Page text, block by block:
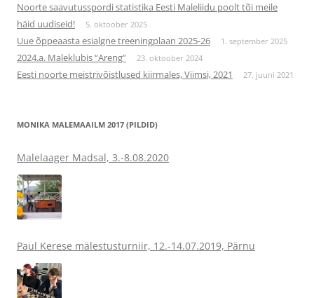
Noorte saavutusspordi statistika Eesti Maleliidu poolt tõi meile
häid uudiseid!
5. oktoober 2025
Uue õppeaasta esialgne treeningplaan 2025-26 1. september 2025
2024.a. Maleklubis “Areng” 23. oktoober 2024
Eesti noorte meistrivõistlused kiirmales, Viimsi, 2021 27. juuni 2021
MONIKA MALEMAAILM 2017 (PILDID)
Malelaager Madsal, 3.-8.08.2020
Paul Kerese mälestusturniir, 12.-14.07.2019, Pärnu